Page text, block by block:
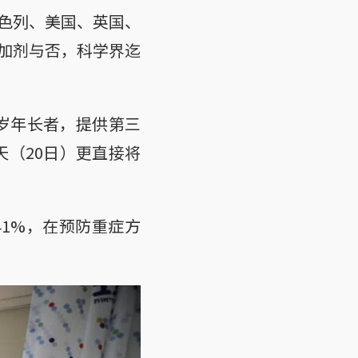
、美国、英国、
剂与否，科学界迄
年长者，提供第三
（20日）更直接将
，在预防重症方